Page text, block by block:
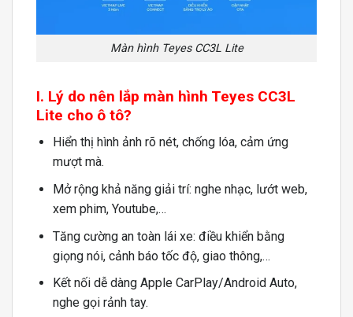
Màn hình Teyes CC3L Lite
I. Lý do nên lắp màn hình Teyes CC3L
Lite cho ô tô?
Hiển thị hình ảnh rõ nét, chống lóa, cảm ứng
mượt mà.
Mở rộng khả năng giải trí: nghe nhạc, lướt web,
xem phim, Youtube,…
Tăng cường an toàn lái xe: điều khiển bằng
giọng nói, cảnh báo tốc độ, giao thông,…
Kết nối dễ dàng Apple CarPlay/Android Auto,
nghe gọi rảnh tay.